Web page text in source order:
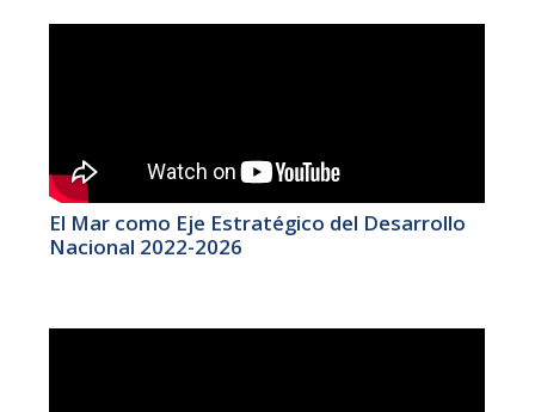
El Mar como Eje Estratégico del Desarrollo
Nacional 2022-2026